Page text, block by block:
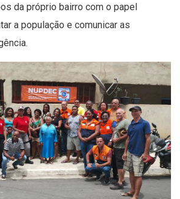
da próprio bairro com o papel
a população e comunicar as